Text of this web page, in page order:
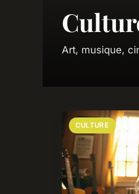
Art, musique,
CULTURE